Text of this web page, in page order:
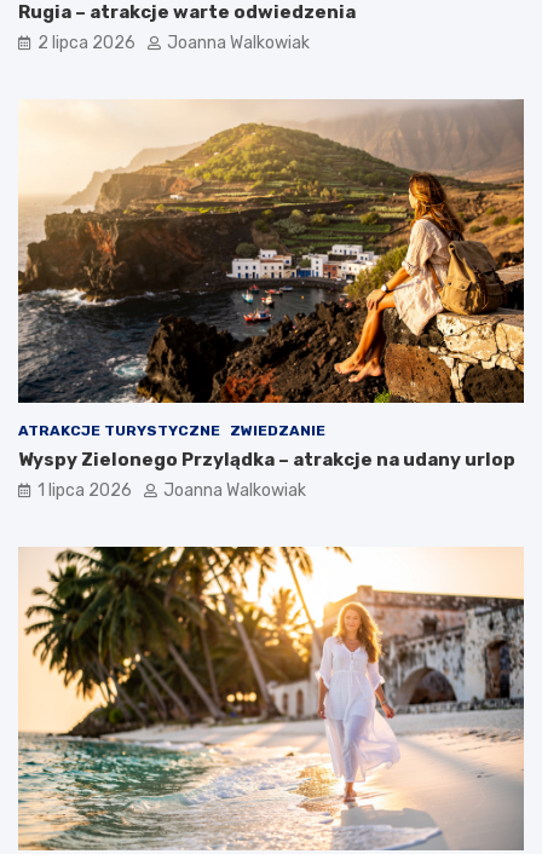
Rugia – atrakcje warte odwiedzenia
2 lipca 2026 Joanna Walkowiak
ATRAKCJE TURYSTYCZNE ZWIEDZANIE
Wyspy Zielonego Przylądka – atrakcje na udany urlop
1 lipca 2026 Joanna Walkowiak